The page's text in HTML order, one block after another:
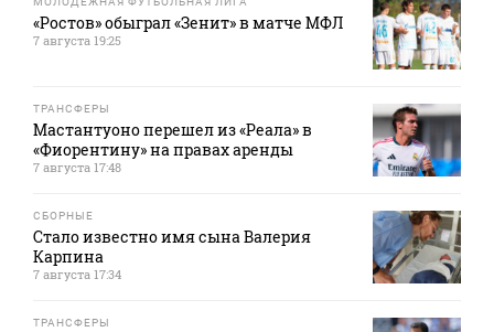
«Ростов» обыграл «Зенит» в матче МФЛ
7 августа 19:25
ТРАНСФЕРЫ
Мастантуоно перешел из «Реала» в
«Фиорентину» на правах аренды
7 августа 17:48
СБОРНЫЕ
Стало известно имя сына Валерия
Карпина
7 августа 17:34
ТРАНСФЕРЫ